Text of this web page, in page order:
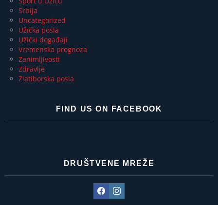
Srbija
Uncategorized
Užička posla
Užički događaji
Vremenska prognoza
Zanimljivosti
Zdravlje
Zlatiborska posla
FIND US ON FACEBOOK
DRUŠTVENE MREŽE
FacebookInstagram